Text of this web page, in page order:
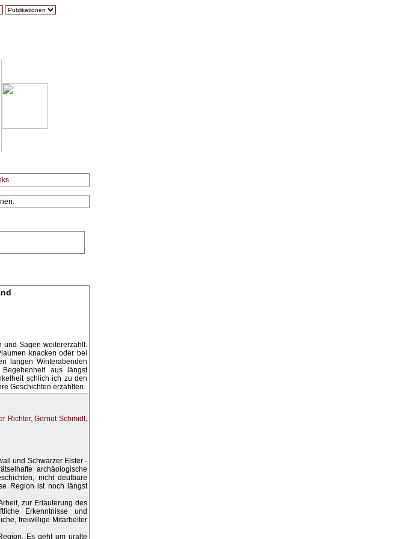
und Sagen weitererzählt.
knacken oder bei
langen Winterabenden
aus längst
schlich ich zu den
Geschichten erzählten.
Richter, Gernot Schmidt,
und Schwarzer Elster -
archäologische
nicht deutbare
Region ist noch längst
zur Erläuterung des
Erkenntnisse und
freiwillige Mitarbeiter
Es geht um uralte